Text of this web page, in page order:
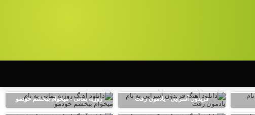
فریدون آسرایی - یادمون رفت روزبه بمانی - میخوام ببخشم خودمو